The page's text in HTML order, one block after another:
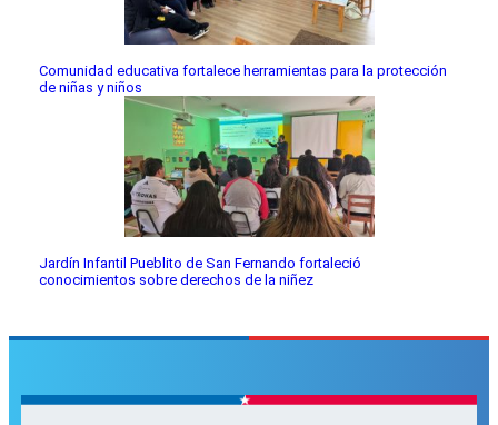
Comunidad educativa fortalece herramientas para la protección
de niñas y niños
Jardín Infantil Pueblito de San Fernando fortaleció
conocimientos sobre derechos de la niñez